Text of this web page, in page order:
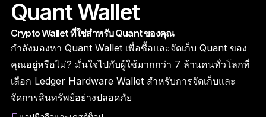
Ledger Stax
เหนือระดับทั้งดีไซน์ ฟังก์ชัน และความปลอดภัย
Ledger Flex
Quant Wallet
Crypto Wallet ที่ใช่สำหรับ Quant ของคุณ
กำลังมองหา Quant Wallet เพื่อซื้อและจัดเก็บ Quant ของ
คุณอยู่หรือไม่? มั่นใจไปกับผู้ใช้มากกว่า 7 ล้านคนทั่วโลกที่
เลือก Ledger Hardware Wallet สำหรับการจัดเก็บและ
จัดการสินทรัพย์อย่างปลอดภัย